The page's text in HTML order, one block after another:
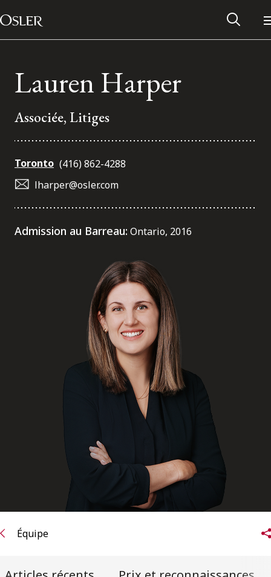
Passer au contenu
Main Navigation
Réseau des anciens d’Osler
S’abonner aux articles Osler
Lauren Harper
Associée, Litiges
Toronto (416) 862-4288
lharper@osler.com
Admission au Barreau: Ontario, 2016
Équipe